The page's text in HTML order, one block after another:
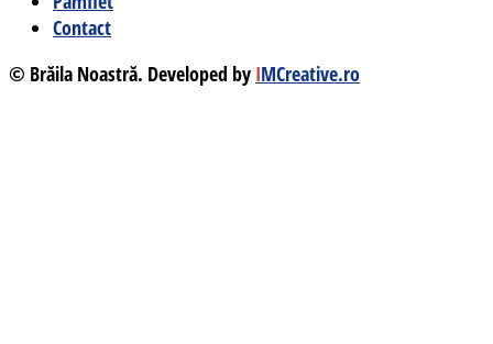
Contact
© Brăila Noastră. Developed by IMCreative.ro